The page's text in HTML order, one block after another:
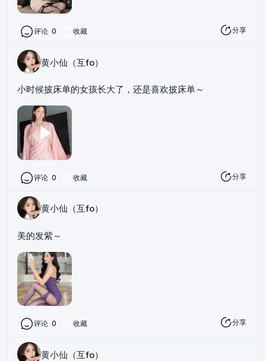
评论 0 收藏 分享
黄小仙（互fo）
小时候披床单的女孩长大了，还是喜欢披床单～
评论 0 收藏 分享
黄小仙（互fo）
美的发紫～
评论 0 收藏 分享
黄小仙（互fo）